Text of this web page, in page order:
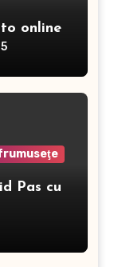
online
Pas cu